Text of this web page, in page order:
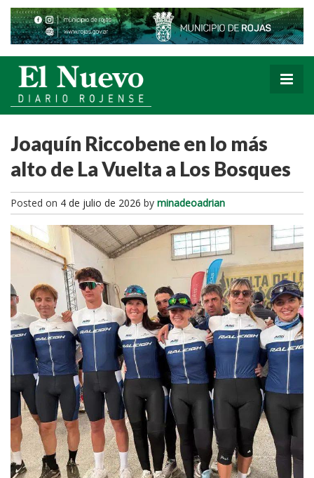
Joaquín Riccobene en lo más
alto de La Vuelta a Los Bosques
Posted on 4 de julio de 2026 by minadeoadrian